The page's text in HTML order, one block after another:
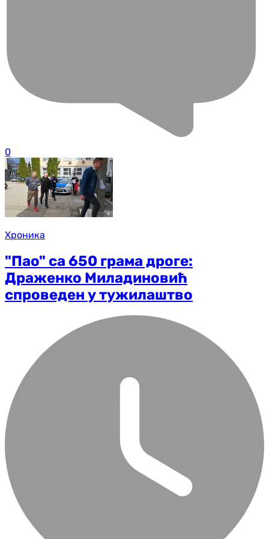
0
Хроника
"Пао" са 650 грама дроге:
Драженко Миладиновић
спроведен у тужилаштво